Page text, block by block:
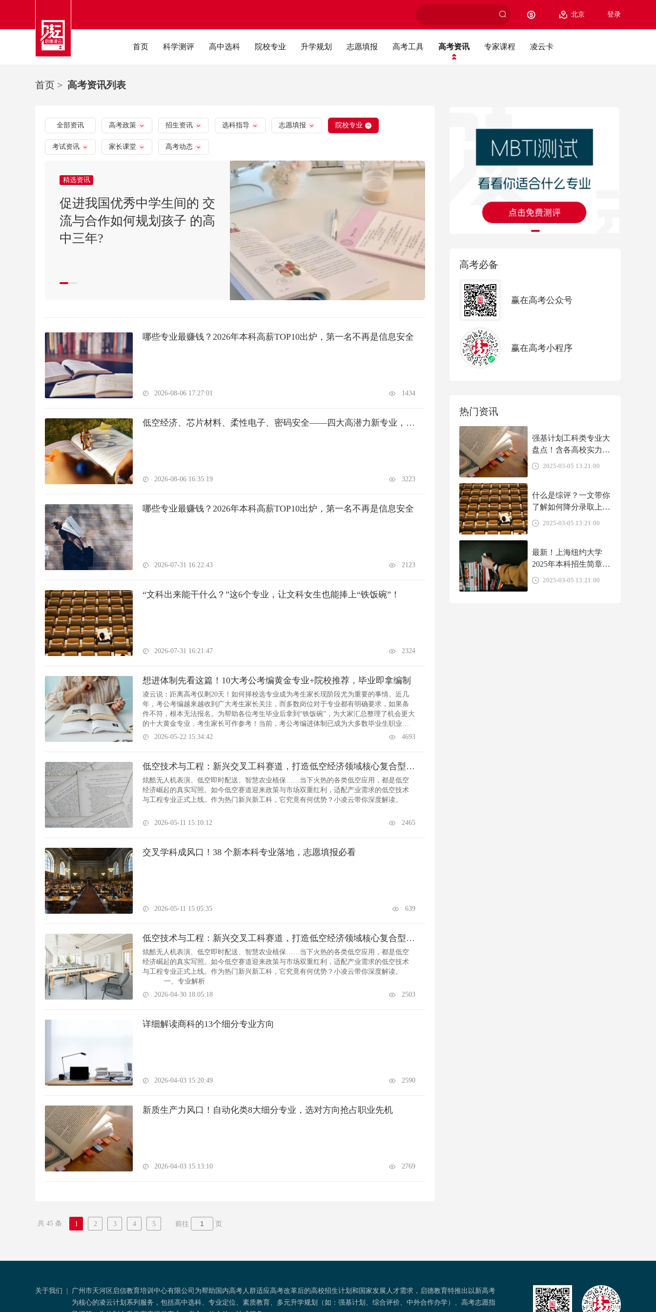
北京 登录
首页 科学测评 高中选科 院校专业 升学规划 志愿填报 高考工具 高考资讯 专家课程 凌云卡
首页 > 高考资讯列表
全部资讯 高考政策 招生资讯 选科指导 志愿填报 院校专业
考试资讯 家长课堂 高考动态
精选资讯
促进我国优秀中学生间的 交
流与合作如何规划孩子 的高
中三年?
哪些专业最赚钱？2026年本科高薪TOP10出炉，第一名不再是信息安全
2026-08-06 17:27:01 1434
低空经济、芯片材料、柔性电子、密码安全——四大高潜力新专业，值不值得报？
2026-08-06 16:35:19 3223
哪些专业最赚钱？2026年本科高薪TOP10出炉，第一名不再是信息安全
2026-07-31 16:22:43 2123
“文科出来能干什么？”这6个专业，让文科女生也能捧上“铁饭碗”！
2026-07-31 16:21:47 2324
想进体制先看这篇！10大考公考编黄金专业+院校推荐，毕业即拿编制
凌云说：距离高考仅剩20天！如何择校选专业成为考生家长现阶段尤为重要的事情。近几
年，考公考编越来越收到广大考生家长关注，而多数岗位对于专业都有明确要求，如果条
件不符，根本无法报名。为帮助各位考生毕业后拿到“铁饭碗”，为大家汇总整理了机会更大
的十大黄金专业，考生家长可作参考！当前，考公考编进体制已成为大多数毕业生职业选
择之一。从近10年考研和国考的报考人数看，相比于进一步深造的考研，国考对于毕业生
2026-05-22 15:34:42 4693
低空技术与工程：新兴交叉工科赛道，打造低空经济领域核心复合型人才
炫酷无人机表演、低空即时配送、智慧农业植保……当下火热的各类低空应用，都是低空
经济崛起的真实写照。如今低空赛道迎来政策与市场双重红利，适配产业需求的低空技术
与工程专业正式上线。作为热门新兴新工科，它究竟有何优势？小凌云带你深度解读。
2026-05-11 15:10:12 2465
交叉学科成风口！38 个新本科专业落地，志愿填报必看
2026-05-11 15:05:35 639
低空技术与工程：新兴交叉工科赛道，打造低空经济领域核心复合型人才
炫酷无人机表演、低空即时配送、智慧农业植保……当下火热的各类低空应用，都是低空
经济崛起的真实写照。如今低空赛道迎来政策与市场双重红利，适配产业需求的低空技术
与工程专业正式上线。作为热门新兴新工科，它究竟有何优势？小凌云带你深度解读。
一、专业解析
2026-04-30 18:05:18
2503
详细解读商科的13个细分专业方向
2026-04-03 15:20:49 2590
新质生产力风口！自动化类8大细分专业，选对方向抢占职业先机
2026-04-03 15:13:10 2769
高考必备
赢在高考公众号
赢在高考小程序
热门资讯
强基计划工科类专业大
盘点！含各高校实力、
就业前景、转段出路介
2025-03-05 13:21:00
什么是综评？一文带你
了解如何降分录取上名
校
2025-03-05 13:21:00
最新！上海纽约大学
2025年本科招生简章
（中国大陆学生）
2025-03-05 13:21:00
共 45 条 1 2 3 4 5 前往 页
关于我们
广州市天河区启信教育培训中心有限公司为帮助国内高考人群适应高考改革后的高校招生计划和国家发展人才需求，启德教育特推出以新高考
为核心的凌云计划系列服务，包括高中选科、专业定位、素质教育、多元升学规划（如：强基计划、综合评价、中外合作办学）、高考志愿指